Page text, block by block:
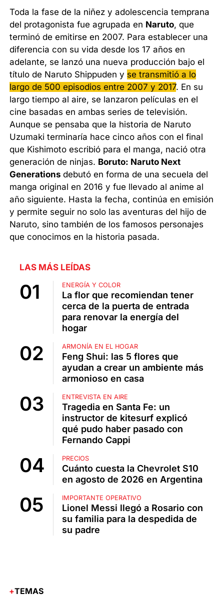
Toda la fase de la niñez y adolescencia temprana
del protagonista fue agrupada en Naruto, que
terminó de emitirse en 2007. Para establecer una
diferencia con su vida desde los 17 años en
adelante, se lanzó una nueva producción bajo el
título de Naruto Shippuden y se transmitió a lo
largo de 500 episodios entre 2007 y 2017. En su
largo tiempo al aire, se lanzaron películas en el
cine basadas en ambas series de televisión.
Aunque se pensaba que la historia de Naruto
Uzumaki terminaría hace cinco años con el final
que Kishimoto escribió para el manga, nació otra
generación de ninjas. Boruto: Naruto Next
Generationsdebutó en forma de una secuela del
manga original en 2016 y fue llevado al anime al
año siguiente. Hasta la fecha, continúa en emisión
y permite seguir no solo las aventuras del hijo de
Naruto, sino también de los famosos personajes
que conocimos en la historia pasada.
LAS MÁS LEÍDAS
ENERGÍA Y COLOR
La flor que recomiendan tener
cerca de la puerta de entrada
para renovar la energía del
hogar
ARMONÍA EN EL HOGAR
Feng Shui: las 5 flores que
ayudan a crear un ambiente más
armonioso en casa
ENTREVISTA EN AIRE
Tragedia en Santa Fe: un
instructor de kitesurf explicó
qué pudo haber pasado con
Fernando Cappi
PRECIOS
Cuánto cuesta la Chevrolet S10
en agosto de 2026 en Argentina
IMPORTANTE OPERATIVO
Lionel Messi llegó a Rosario con
su familia para la despedida de
su padre
TEMAS